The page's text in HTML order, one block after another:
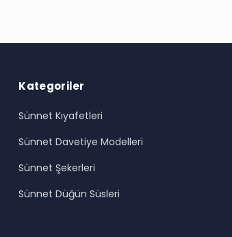
Kategoriler
Sünnet Kıyafetleri
Sünnet Davetiye Modelleri
Sünnet Şekerleri
Sünnet Düğün Süsleri